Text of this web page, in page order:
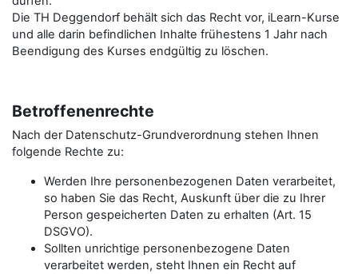
Die TH Deggendorf behält sich das Recht vor, iLearn-Kurse
und alle darin befindlichen Inhalte frühestens 1 Jahr nach
Beendigung des Kurses endgültig zu löschen.
Betroffenenrechte
Nach der Datenschutz-Grundverordnung stehen Ihnen
folgende Rechte zu:
Werden Ihre personenbezogenen Daten verarbeitet,
so haben Sie das Recht, Auskunft über die zu Ihrer
Person gespeicherten Daten zu erhalten (Art. 15
DSGVO).
Sollten unrichtige personenbezogene Daten
verarbeitet werden, steht Ihnen ein Recht auf